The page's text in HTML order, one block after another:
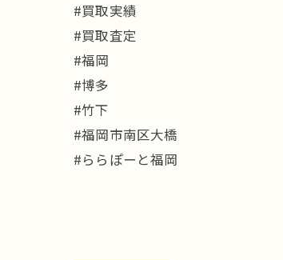
#買取実績
#買取査定
#福岡
#博多
#竹下
#福岡市南区大橋
#ららぽーと福岡